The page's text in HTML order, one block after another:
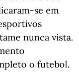
se em
nunca vista.
o futebol.